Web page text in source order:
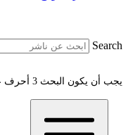
Search
يجب أن يكون البحث 3 أحرف على الأقل